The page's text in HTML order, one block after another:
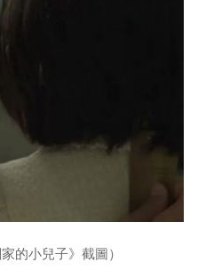
的小兒子》截圖）